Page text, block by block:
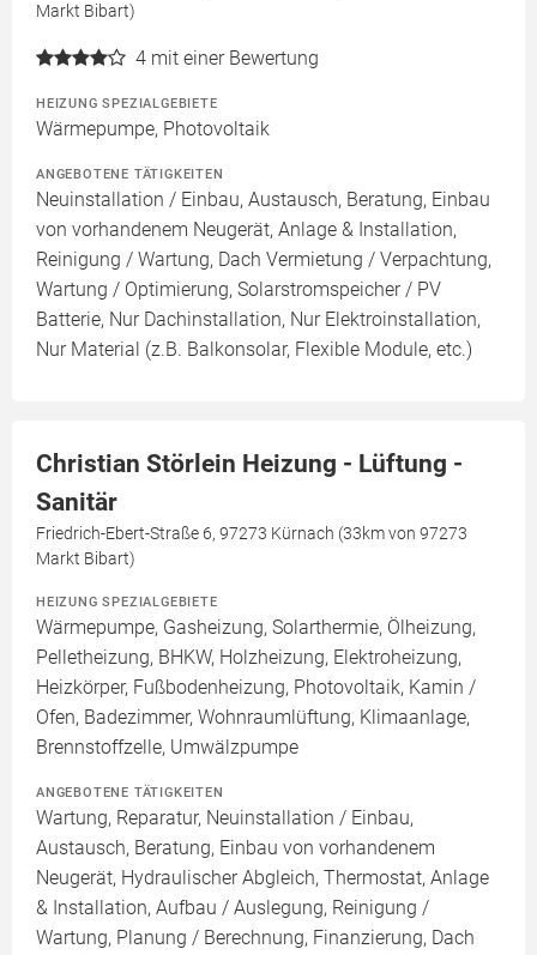
Markt Bibart)
4 mit einer Bewertung
HEIZUNG SPEZIALGEBIETE
Wärmepumpe, Photovoltaik
ANGEBOTENE TÄTIGKEITEN
Neuinstallation / Einbau, Austausch, Beratung, Einbau
von vorhandenem Neugerät, Anlage & Installation,
Reinigung / Wartung, Dach Vermietung / Verpachtung,
Wartung / Optimierung, Solarstromspeicher / PV
Batterie, Nur Dachinstallation, Nur Elektroinstallation,
Nur Material (z.B. Balkonsolar, Flexible Module, etc.)
Christian Störlein Heizung - Lüftung -
Sanitär
Friedrich-Ebert-Straße 6, 97273 Kürnach (33km von 97273
Markt Bibart)
HEIZUNG SPEZIALGEBIETE
Wärmepumpe, Gasheizung, Solarthermie, Ölheizung,
Pelletheizung, BHKW, Holzheizung, Elektroheizung,
Heizkörper, Fußbodenheizung, Photovoltaik, Kamin /
Ofen, Badezimmer, Wohnraumlüftung, Klimaanlage,
Brennstoffzelle, Umwälzpumpe
ANGEBOTENE TÄTIGKEITEN
Wartung, Reparatur, Neuinstallation / Einbau,
Austausch, Beratung, Einbau von vorhandenem
Neugerät, Hydraulischer Abgleich, Thermostat, Anlage
& Installation, Aufbau / Auslegung, Reinigung /
Wartung, Planung / Berechnung, Finanzierung, Dach